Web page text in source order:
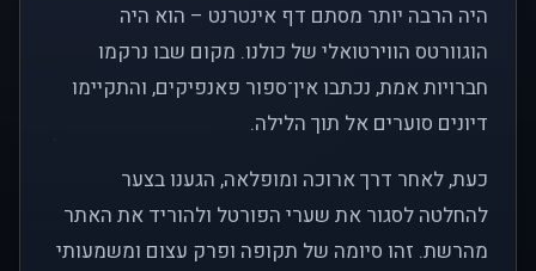
היה הרבה יותר מסתם דף אינטרנט – הוא היה
הוגוורטס הווירטואלי של כולנו. מקום שבו נרקמו
חברויות אמת, נכתבו אין־ספור פאנפיקים, והתקיימו
דיונים סוערים אל תוך הלילה.
כעת, לאחר דרך ארוכה ומופלאה, הגענו בצער
להחלטה לסגור את שערי הפורטל ולהוריד את האתר
מהרשת. זהו סיומה של תקופה ופרק עצום ומשמעותי